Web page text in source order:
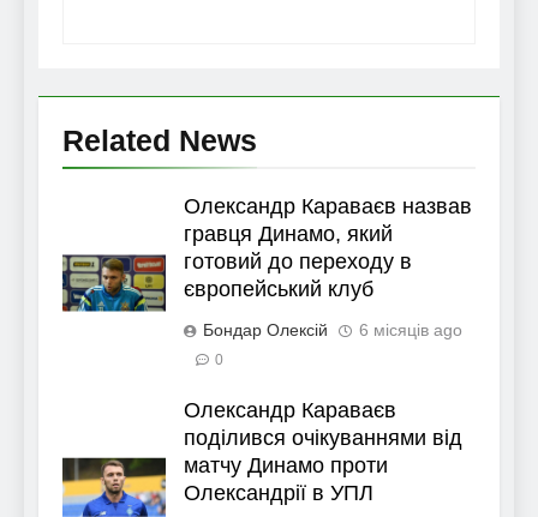
Related News
Олександр Караваєв назвав
гравця Динамо, який
готовий до переходу в
європейський клуб
Бондар Олексій 6 місяців ago
0
Олександр Караваєв
поділився очікуваннями від
матчу Динамо проти
Олександрії в УПЛ